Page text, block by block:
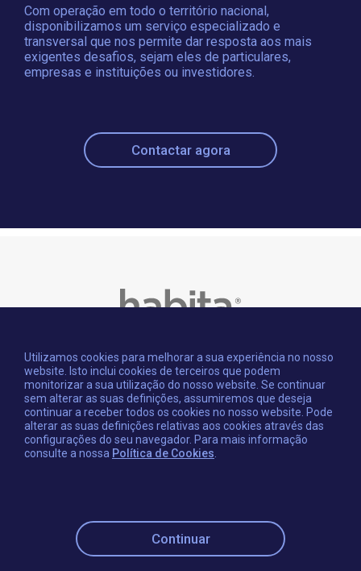
Com operação em todo o território nacional,
disponibilizamos um serviço especializado e
transversal que nos permite dar resposta aos mais
exigentes desafios, sejam eles de particulares,
empresas e instituições ou investidores.
Contactar agora
2026 © Habita é uma empresa doGrupo Himo
Todos os direitos reservados.
Utilizamos cookies para melhorar a sua experiência no nosso
website. Isto inclui cookies de terceiros que podem
monitorizar a sua utilização do nosso website. Se continuar
sem alterar as suas definições, assumiremos que deseja
continuar a receber todos os cookies no nosso website. Pode
alterar as suas definições relativas aos cookies através das
configurações do seu navegador. Para mais informação
consulte a nossa Política de Cookies
Continuar